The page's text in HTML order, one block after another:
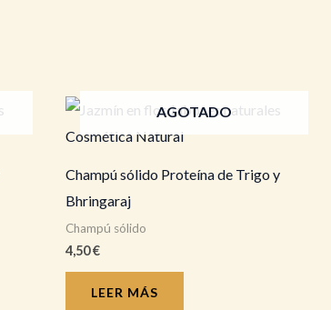
AGOTADO
Champú sólido Proteína de Trigo y
Bhringaraj
Champú sólido
4,50€
LEER MÁS